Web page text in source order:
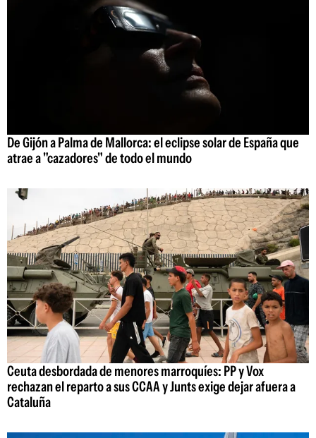
De Gijón a Palma de Mallorca: el eclipse solar de España que
atrae a "cazadores" de todo el mundo
Ceuta desbordada de menores marroquíes: PP y Vox
rechazan el reparto a sus CCAA y Junts exige dejar afuera a
Cataluña